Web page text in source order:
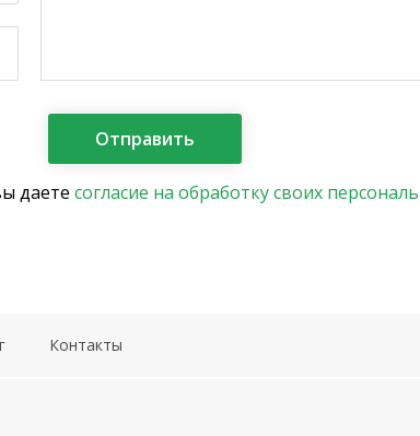
даете согласие на обработку своих
Контакты